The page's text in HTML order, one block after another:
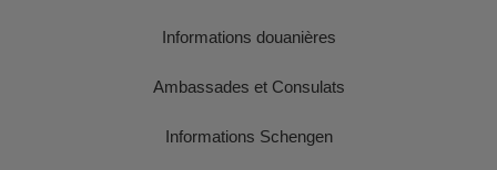
Informations douanières
Ambassades et Consulats
Informations Schengen